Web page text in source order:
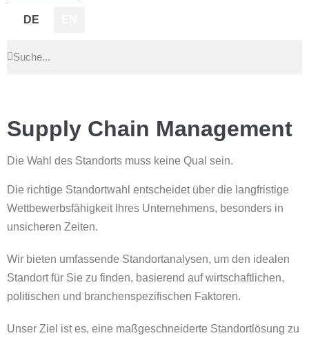
DE
Supply Chain Management
Die Wahl des Standorts muss keine Qual sein.
Die richtige Standortwahl entscheidet über die langfristige
Wettbewerbsfähigkeit Ihres Unternehmens, besonders in
unsicheren Zeiten.
Wir bieten umfassende Standortanalysen, um den idealen
Standort für Sie zu finden, basierend auf wirtschaftlichen,
politischen und branchenspezifischen Faktoren.
Unser Ziel ist es, eine maßgeschneiderte Standortlösung zu